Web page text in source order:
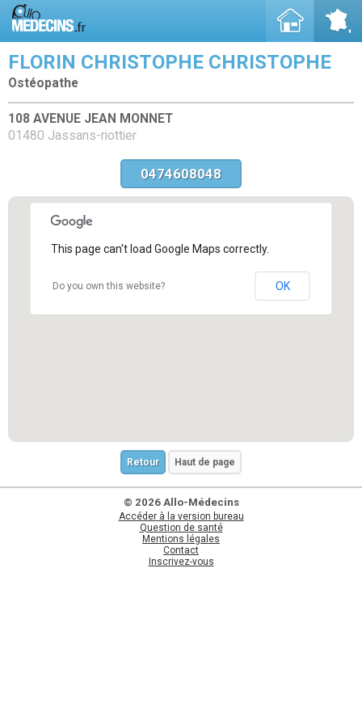
FLORIN CHRISTOPHE CHRISTOPHE
Ostéopathe
108 AVENUE JEAN MONNET
01480 Jassans-riottier
0474608048
This page can't load Google Maps correctly.
Do you own this website? OK
Retour Haut de page
© 2026 Allo-Médecins
Accéder à la version bureau
Question de santé
Mentions légales
Contact
Inscrivez-vous